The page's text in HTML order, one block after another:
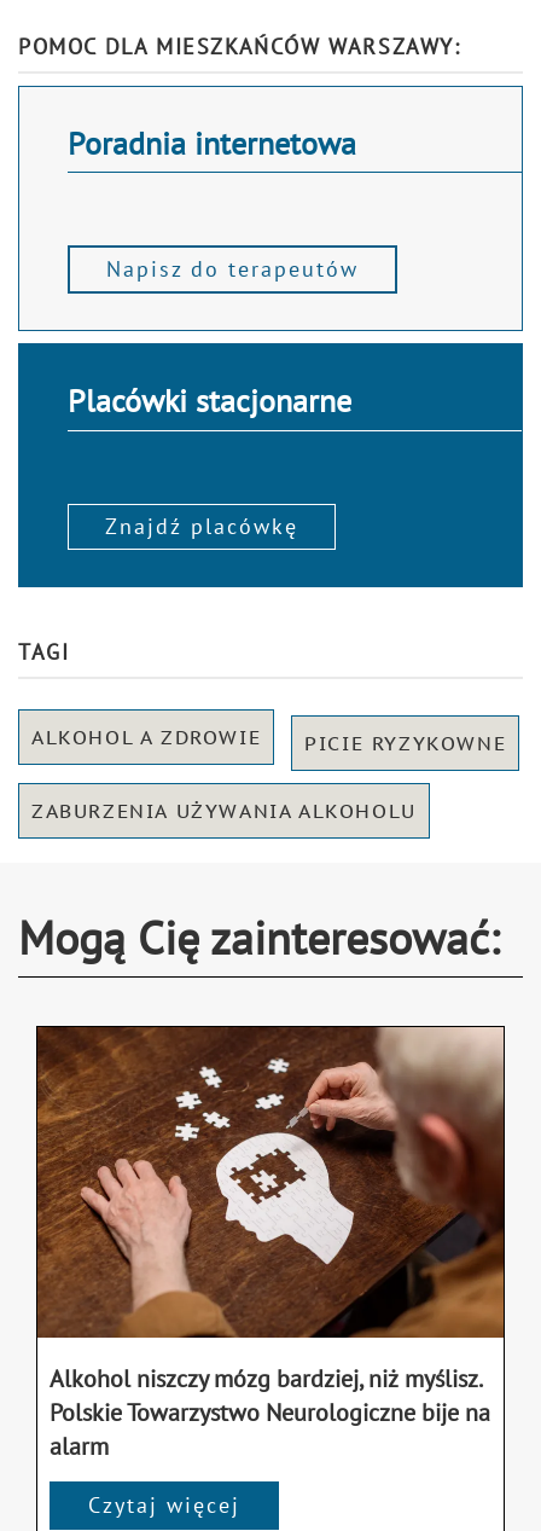
POMOC DLA MIESZKAŃCÓW WARSZAWY:
Poradnia internetowa
Napisz do terapeutów
Placówki stacjonarne
Znajdź placówkę
TAGI
ALKOHOL A ZDROWIE PICIE RYZYKOWNE
ZABURZENIA UŻYWANIA ALKOHOLU
Mogą Cię zainteresować:
Alkohol niszczy mózg bardziej, niż myślisz.
Polskie Towarzystwo Neurologiczne bije na
alarm
Czytaj więcej